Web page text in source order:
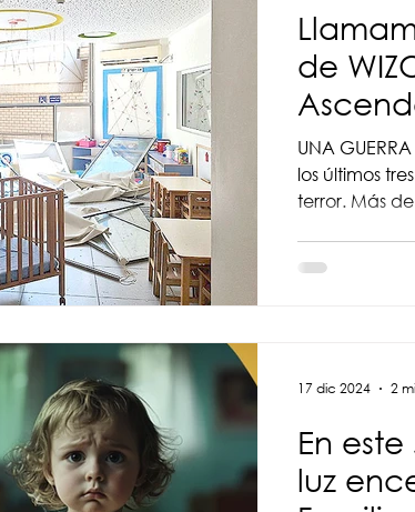
de
UNA
los últimos
terror. Más
En
luz
17 dic 2024 2